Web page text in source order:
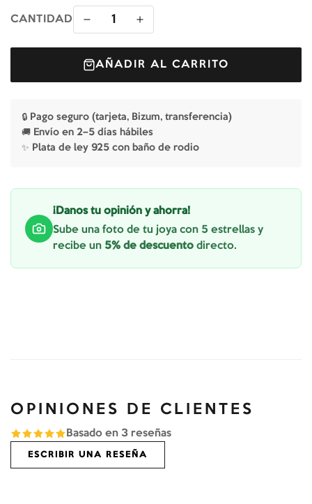
CANTIDAD 1
AÑADIR AL CARRITO
🔒 Pago seguro (tarjeta, Bizum, transferencia)
🚚 Envío en 2–5 días hábiles
✨ Plata de ley 925 con baño de rodio
¡Danos tu opinión y ahorra!
Sube una foto de tu joya con 5 estrellas y
recibe un 5% de descuento directo.
OPINIONES DE CLIENTES
Basado en 3 reseñas
ESCRIBIR UNA RESEÑA